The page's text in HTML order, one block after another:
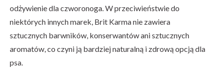
odżywienie dla czworonoga. W przeciwieństwie do
niektórych innych marek, Brit Karma nie zawiera
sztucznych barwników, konserwantów ani sztucznych
aromatów, co czyni ją bardziej naturalną i zdrową opcją dla
psa.